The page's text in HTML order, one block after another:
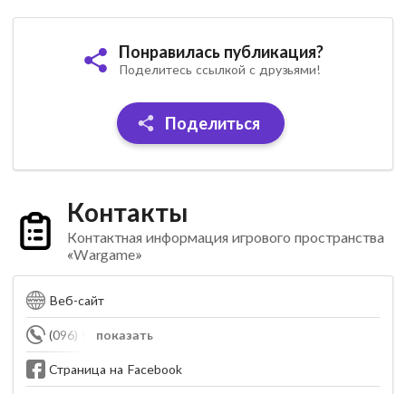
Понравилась публикация?
Поделитесь ссылкой с друзьями!
Поделиться
Контакты
Контактная информация игрового пространства
«Wargame»
Веб-сайт
показать
(096) 540-27-62
Страница на Facebook